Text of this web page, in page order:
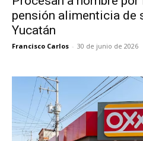
pensión alimenticia de
Yucatán
Francisco Carlos - 30 de junio de 2026